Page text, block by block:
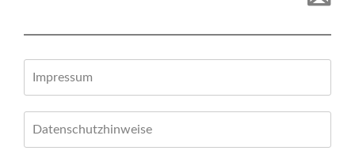
Impressum
Datenschutzhinweise